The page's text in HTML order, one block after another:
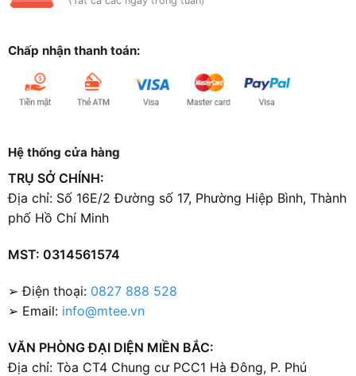
Chấp nhận thanh toán:
Hệ thống cửa hàng
TRỤ SỞ CHÍNH:
Địa chỉ: Số 16E/2 Đường số 17, Phường Hiệp Bình, Thành
phố Hồ Chí Minh
MST: 0314561574
➢ Điện thoại: 0827 888 528
➢ Email: info@mtee.vn
VĂN PHÒNG ĐẠI DIỆN MIỀN BẮC:
Địa chỉ: Tòa CT4 Chung cư PCC1 Hà Đông, P. Phú